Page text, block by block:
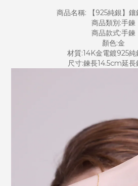
商品名稱: 【925純銀】
商品類別:手鍊
商品款式:手鍊
顏色:金
材質:14K金電鍍925
尺寸:鍊長14.5cm延